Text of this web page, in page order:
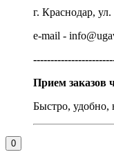
г. Краснодар,
e-mail -
Прием заказов
Быстро, удобно,
0